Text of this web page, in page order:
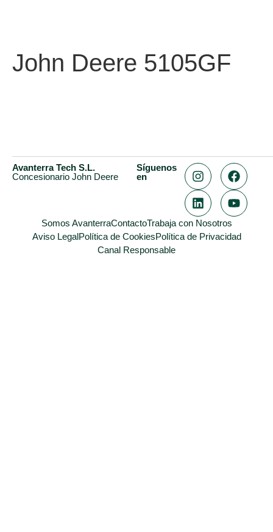
John Deere 5105GF
Avanterra Tech S.L.
Concesionario John Deere
Síguenos
en
Somos AvanterraContactoTrabaja con Nosotros
Aviso LegalPolítica de CookiesPolítica de Privacidad
Canal Responsable